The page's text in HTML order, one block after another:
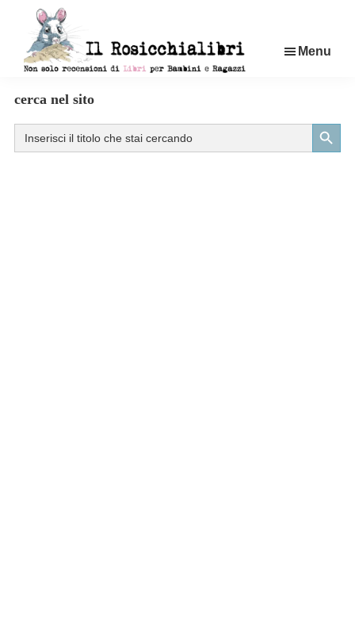
contenuto
di
libri
per
Menu
cerca nel sito
Search
for:
Search Button